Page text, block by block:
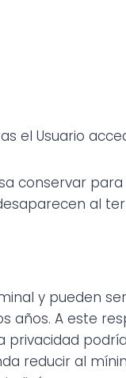
el Usuario
al
y pueden
años. A este
reducir al